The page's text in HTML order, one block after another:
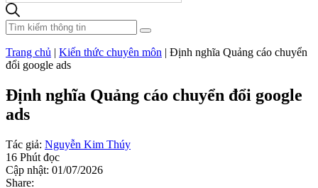
Trang chủ | Kiến thức chuyên môn | Định nghĩa Quảng cáo chuyển
đổi google ads
Định nghĩa Quảng cáo chuyển đổi google
ads
Tác giả: Nguyễn Kim Thúy
16 Phút đọc
Cập nhật: 01/07/2026
Share: